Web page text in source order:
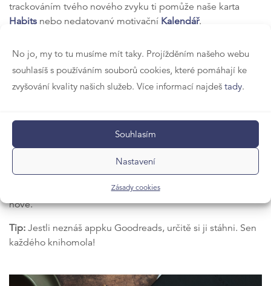
No jo, my to tu musíme mít taky. Projížděním našeho webu
souhlasíš s používáním souborů cookies, které pomáhají ke
zvyšování kvality našich služeb. Více informací najdeš tady.
Souhlasím
Nastavení
Zásady cookies
trackováním tvého nového zvyku ti pomůže naše karta
Habits nebo nedatovaný motivační Kalendář.
městě a podpoř svou oblíbenou kavárnu, jdi se nadýchat
čerstvého vzduchu do parku nebo si zaběhej. Ať nejsi
neustále mezi čtyřmi stěnami.
5. Čti a vzdělávej se
Využij tu spoustu volného času a přečti si něco
hodnotného. Na našem e-shopu najdeš spoustu
a neustále pro tebe přidáváme
nové.
Tip: Jestli neznáš appku Goodreads, určitě si ji stáhni. Sen
každého knihomola!